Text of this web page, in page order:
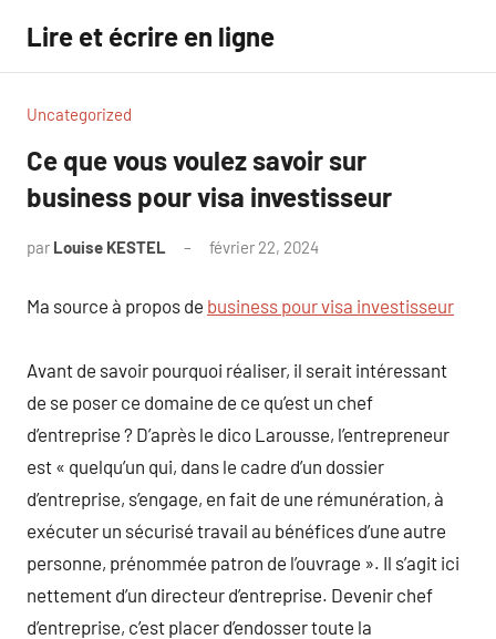
contenu
Lire et écrire en ligne
Uncategorized
Ce que vous voulez savoir sur
business pour visa investisseur
par Louise KESTEL février 22, 2024
Ma source à propos de business pour visa investisseur
Avant de savoir pourquoi réaliser, il serait intéressant
de se poser ce domaine de ce qu’est un chef
d’entreprise ? D’après le dico Larousse, l’entrepreneur
est « quelqu’un qui, dans le cadre d’un dossier
d’entreprise, s’engage, en fait de une rémunération, à
exécuter un sécurisé travail au bénéfices d’une autre
personne, prénommée patron de l’ouvrage ». Il s’agit ici
nettement d’un directeur d’entreprise. Devenir chef
d’entreprise, c’est placer d’endosser toute la